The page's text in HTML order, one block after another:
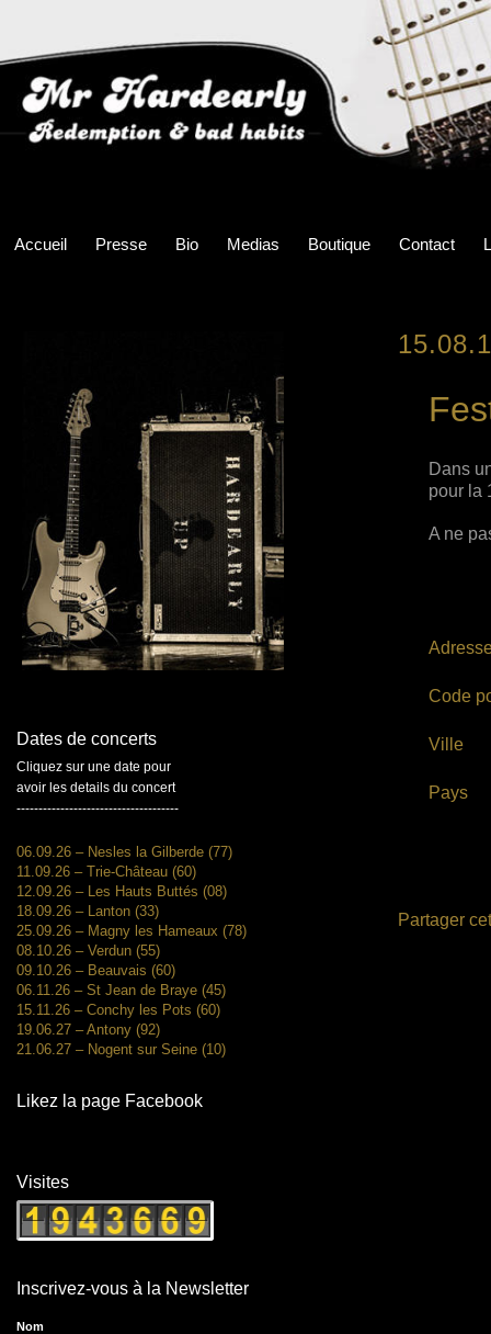
Accueil Presse Bio Medias Boutique Contact
Dans
pour la
A ne
Code
Ville
Pays
Partager
Dates de concerts
Cliquez sur une date pour
avoir les details du concert
-------------------------------------
06.09.26 – Nesles la Gilberde (77)
11.09.26 – Trie-Château (60)
12.09.26 – Les Hauts Buttés (08)
18.09.26 – Lanton (33)
25.09.26 – Magny les Hameaux (78)
08.10.26 – Verdun (55)
09.10.26 – Beauvais (60)
06.11.26 – St Jean de Braye (45)
15.11.26 – Conchy les Pots (60)
19.06.27 – Antony (92)
21.06.27 – Nogent sur Seine (10)
Likez la page Facebook
Visites
Inscrivez-vous à la Newsletter
Nom